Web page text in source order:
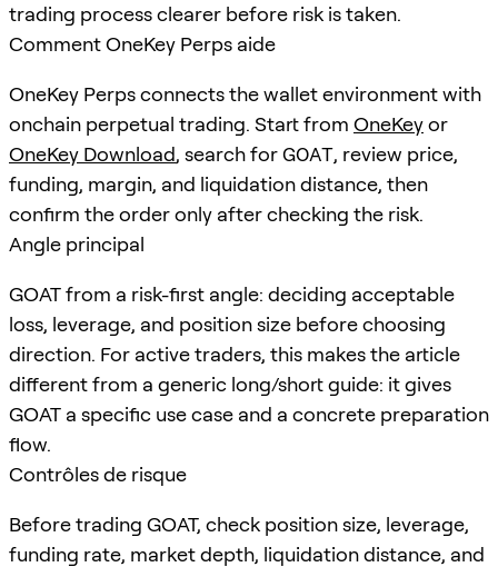
trading process clearer before risk is taken.
Comment OneKey Perps aide
OneKey Perps connects the wallet environment with
onchain perpetual trading. Start from OneKeyor
OneKey Download, search forGOAT, review price,
funding, margin, and liquidation distance, then
confirm the order only after checking the risk.
Angle principal
GOAT from a risk-first angle: deciding acceptable
loss, leverage, and position size before choosing
direction. For active traders, this makes the article
different from a generic long/short guide: it gives
GOAT a specific use case and a concrete preparation
flow.
Contrôles de risque
Before trading GOAT, check position size, leverage,
funding rate, market depth, liquidation distance, and